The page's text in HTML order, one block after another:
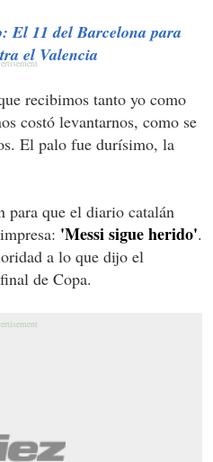
El 11 del Barcelona para
el Valencia
recibimos tanto yo como
costó levantarnos, como se
El palo fue durísimo, la
para que el diario catalán
'Messi sigue herido'.
a lo que dijo el
de Copa.